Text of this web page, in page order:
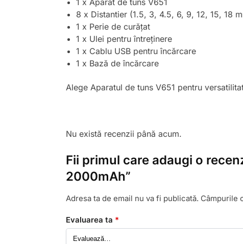
1 x Aparat de tuns V651
8 x Distantier (1.5, 3, 4.5, 6, 9, 12, 15, 18
1 x Perie de curățat
1 x Ulei pentru întreținere
1 x Cablu USB pentru încărcare
1 x Bază de încărcare
Alege Aparatul de tuns V651 pentru
Nu există recenzii până acum.
Fii primul care adaugi o
2000mAh”
Adresa ta de email nu va fi publicată. Câmpurile
Evaluarea ta *